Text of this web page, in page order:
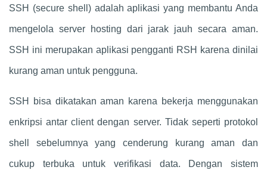
SSH (secure shell) adalah aplikasi yang membantu Anda
mengelola server hosting dari jarak jauh secara aman.
SSH ini merupakan aplikasi pengganti RSH karena dinilai
kurang aman untuk pengguna.
SSH bisa dikatakan aman karena bekerja menggunakan
enkripsi antar client dengan server. Tidak seperti protokol
shell sebelumnya yang cenderung kurang aman dan
cukup terbuka untuk verifikasi data. Dengan sistem